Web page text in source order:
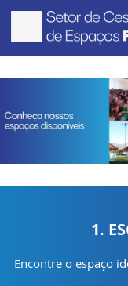
1.
Encontre o espaço